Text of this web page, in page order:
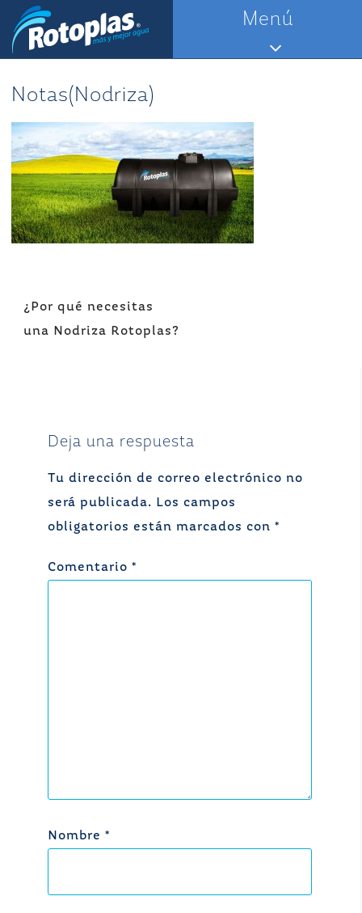
Saltar
contenido
Menú
Notas(Nodriza)
Navegación
de
¿Por qué necesitas
una Nodriza Rotoplas?
Deja una respuesta
Tu dirección de correo electrónico no
será publicada.
Los campos
obligatorios están marcados con *
Comentario *
Nombre *